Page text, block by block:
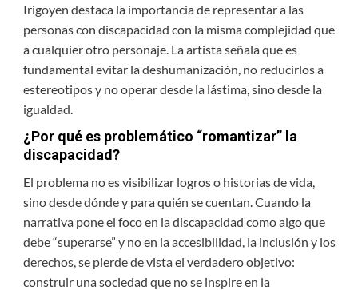
Irigoyen destaca la importancia de representar a las
personas con discapacidad con la misma complejidad que
a cualquier otro personaje. La artista señala que es
fundamental evitar la deshumanización, no reducirlos a
estereotipos y no operar desde la lástima, sino desde la
igualdad.
¿Por qué es problemático “romantizar” la
discapacidad?
El problema no es visibilizar logros o historias de vida,
sino desde dónde y para quién se cuentan. Cuando la
narrativa pone el foco en la discapacidad como algo que
debe “superarse” y no en la accesibilidad, la inclusión y los
derechos, se pierde de vista el verdadero objetivo:
construir una sociedad que no se inspire en la